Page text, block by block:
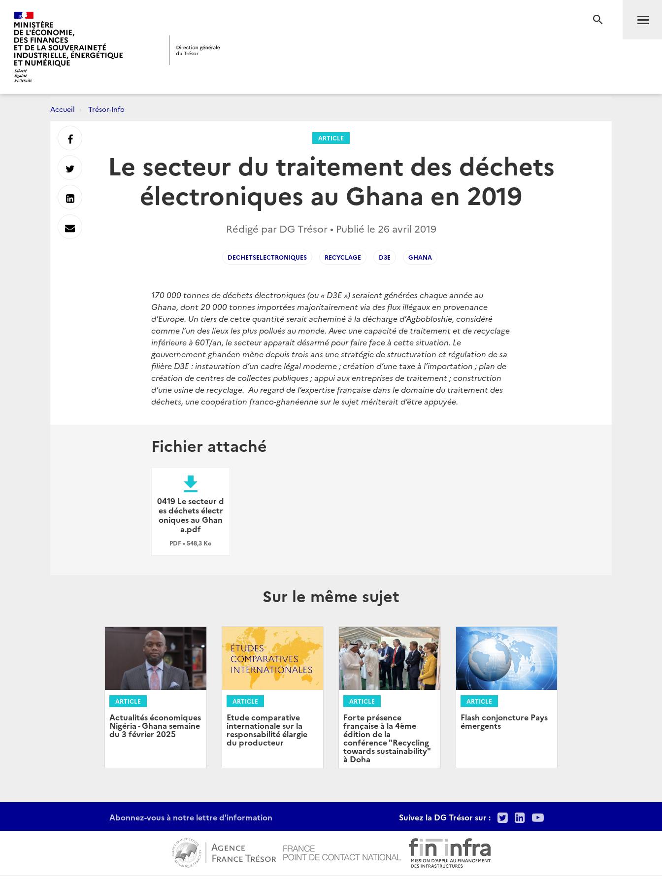
RECHERCHE
Accueil Trésor-Info
ARTICLE
Le secteur du traitement des déchets
électroniques au Ghana en 2019
Rédigé par DG Trésor • Publié le 26 avril 2019
DECHETSELECTRONIQUES RECYCLAGE D3E GHANA
170 000 tonnes de déchets électroniques (ou « D3E ») seraient générées chaque année au
Ghana, dont 20 000 tonnes importées majoritairement via des flux illégaux en provenance
d’Europe. Un tiers de cette quantité serait acheminé à la décharge d’Agbobloshie, considéré
comme l’un des lieux les plus pollués au monde. Avec une capacité de traitement et de recyclage
inférieure à 60T/an, le secteur apparait désarmé pour faire face à cette situation. Le
gouvernement ghanéen mène depuis trois ans une stratégie de structuration et régulation de sa
filière D3E : instauration d’un cadre légal moderne ; création d’une taxe à l’importation ; plan de
création de centres de collectes publiques ; appui aux entreprises de traitement ; construction
d’une usine de recyclage. Au regard de l’expertise française dans le domaine du traitement des
déchets, une coopération franco-ghanéenne sur le sujet mériterait d’être appuyée.
Fichier attaché
file_download
0419 Le secteur d
es déchets électr
oniques au Ghan
a.pdf
PDF • 548,3 Ko
Sur le même sujet
ARTICLE
Actualités économiques
Nigéria - Ghana semaine
du 3 février 2025
ARTICLE
Etude comparative
internationale sur la
responsabilité élargie
du producteur
ARTICLE
Forte présence
française à la 4ème
édition de la
conférence "Recycling
towards sustainability"
à Doha
ARTICLE
Flash conjoncture Pays
émergents
Partager
sur
Partager
sur
Partager
sur
Envoyer
Abonnez-vous à notre lettre d'information Suivez la DG Trésor sur : TwitterLinkedIn
Youtube